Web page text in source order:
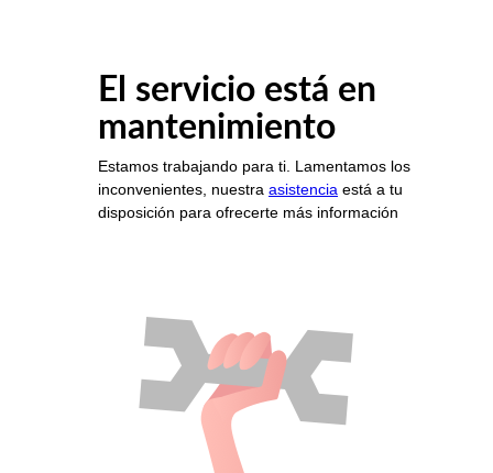
El servicio está en
mantenimiento
Estamos trabajando para ti. Lamentamos los
inconvenientes, nuestra asistencia está a tu
disposición para ofrecerte más información